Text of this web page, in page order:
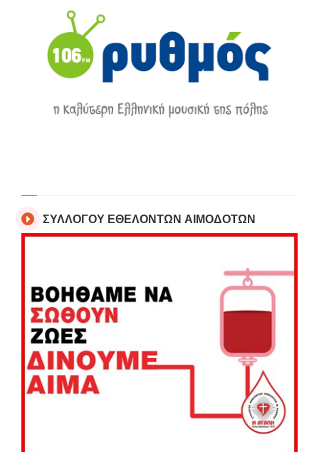
ΣΥΛΛΟΓΟΥ ΕΘΕΛΟΝΤΩΝ ΑΙΜΟΔΟΤΩΝ